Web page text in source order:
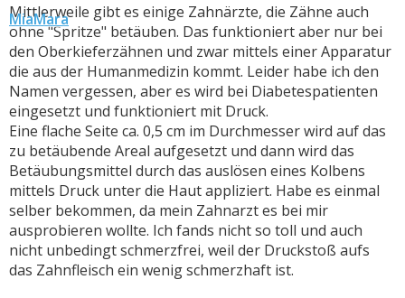
Mittlerweile gibt es einige Zahnärzte, die Zähne auch
ohne "Spritze" betäuben. Das funktioniert aber nur bei
den Oberkieferzähnen und zwar mittels einer Apparatur
die aus der Humanmedizin kommt. Leider habe ich den
Namen vergessen, aber es wird bei Diabetespatienten
eingesetzt und funktioniert mit Druck.
Eine flache Seite ca. 0,5 cm im Durchmesser wird auf das
zu betäubende Areal aufgesetzt und dann wird das
Betäubungsmittel durch das auslösen eines Kolbens
mittels Druck unter die Haut appliziert. Habe es einmal
selber bekommen, da mein Zahnarzt es bei mir
ausprobieren wollte. Ich fands nicht so toll und auch
nicht unbedingt schmerzfrei, weil der Druckstoß aufs
das Zahnfleisch ein wenig schmerzhaft ist.